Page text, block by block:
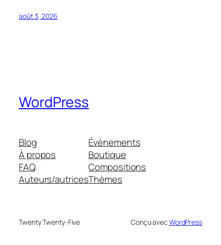
août 3, 2026
WordPress
Blog
À propos
FAQ
Auteurs/autrices
Évènements
Boutique
Compositions
Thèmes
Twenty Twenty-Five Conçu avec WordPress